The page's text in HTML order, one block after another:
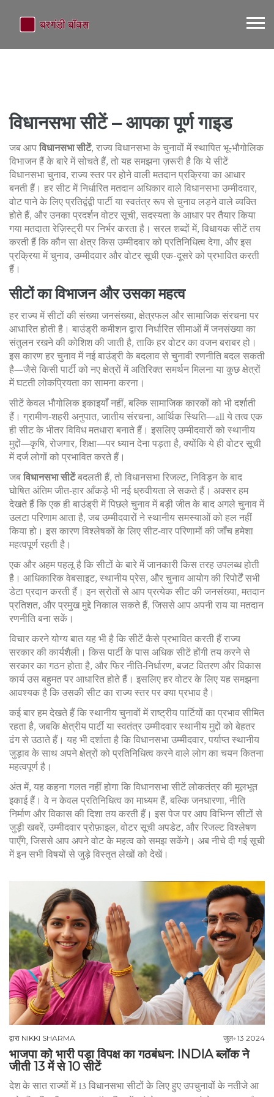
विधानसभा सीटें – आपका पूर्ण गाइड
जब आपविधानसभा सीटें, राज्य विधानसभा के चुनावों में स्थापित भू‑भौगोलिक
विभाजन हैंके बारे में सोचते हैं, तो यह समझना ज़रूरी है कि ये सीटें
विधानसभा चुनाव, राज्य स्तर पर होने वाली मतदान प्रक्रियाका आधार
बनती हैं। हर सीट में निर्धारित मतदान अधिकार वालेविधानसभा उम्मीदवार,
वोट पाने के लिए प्रतिद्वंद्वी पार्टी या स्वतंत्र रूप से चुनाव लड़ने वाले व्यक्ति
होते हैं, और उनका प्रदर्शनवोटर सूची, सदस्यता के आधार पर तैयार किया
गया मतदाता रेज़िस्ट्रीपर निर्भर करता है। सरल शब्दों में, विधायक सीटें तय
करती हैं कि कौन सा क्षेत्र किस उम्मीदवार को प्रतिनिधित्व देगा, और इस
प्रक्रिया में चुनाव, उम्मीदवार और वोटर सूची एक-दूसरे को प्रभावित करती
हैं।
सीटों का विभाजन और उसका महत्व
हर राज्य में सीटों की संख्या जनसंख्या, क्षेत्रफल और सामाजिक संरचना पर
आधारित होती है। बाउंड्री कमीशन द्वारा निर्धारित सीमाओं में जनसंख्या का
संतुलन रखने की कोशिश की जाती है, ताकि हर वोटर का वजन बराबर हो।
इस कारण हर चुनाव में नई बाउंड्री के बदलाव से चुनावी रणनीति बदल सकती
है—जैसे किसी पार्टी को नए क्षेत्रों में अतिरिक्त समर्थन मिलना या कुछ क्षेत्रों
में घटती लोकप्रियता का सामना करना।
सीटें केवल भौगोलिक इकाइयाँ नहीं, बल्कि सामाजिक कारकों को भी दर्शाती
हैं। ग्रामीण‑शहरी अनुपात, जातीय संरचना, आर्थिक स्थिति—all ये तत्व एक
ही सीट के भीतर विविध मतधारा बनाते हैं। इसलिए उम्मीदवारों को स्थानीय
मुद्दों—कृषि, रोजगार, शिक्षा—पर ध्यान देना पड़ता है, क्योंकि ये ही वोटर सूची
में दर्ज लोगों को प्रभावित करते हैं।
जबविधानसभा सीटेंबदलती हैं, तोविधानसभा रिजल्ट, निविड़न के बाद
घोषित अंतिम जीत‑हार आँकड़ेभी नई ध्रुवीयता ले सकते हैं। अक्सर हम
देखते हैं कि एक ही बाउंड्री में पिछले चुनाव में बड़ी जीत के बाद अगले चुनाव में
उलटा परिणाम आता है, जब उम्मीदवारों ने स्थानीय समस्याओं को हल नहीं
किया हो। इस कारण विश्लेषकों के लिए सीट‑वार परिणामों की जाँच हमेशा
महत्वपूर्ण रहती है।
एक और अहम पहलू है कि सीटों के बारे में जानकारी किस तरह उपलब्ध होती
है। आधिकारिक वेबसाइट, स्थानीय प्रेस, और चुनाव आयोग की रिपोर्टें सभी
डेटा प्रदान करती हैं। इन स्रोतों से आप प्रत्येक सीट की जनसंख्या, मतदान
प्रतिशत, और प्रमुख मुद्दे निकाल सकते हैं, जिससे आप अपनी राय या मतदान
रणनीति बना सकें।
विचार करने योग्य बात यह भी है कि सीटें कैसे प्रभावित करती हैं राज्य
सरकार की कार्यशैली। किस पार्टी के पास अधिक सीटें होंगी तय करने से
सरकार का गठन होता है, और फिर नीति‑निर्धारण, बजट वितरण और विकास
कार्य उस बहुमत पर आधारित होते हैं। इसलिए हर वोटर के लिए यह समझना
आवश्यक है कि उसकी सीट का राज्य स्तर पर क्या प्रभाव है।
कई बार हम देखते हैं कि स्थानीय चुनावों में राष्ट्रीय पार्टियों का प्रभाव सीमित
रहता है, जबकि क्षेत्रीय पार्टी या स्वतंत्र उम्मीदवार स्थानीय मुद्दों को बेहतर
ढंग से उठाते हैं। यह भी दर्शाता है किविधानसभा उम्मीदवार, पर्याप्त स्थानीय
जुड़ाव के साथ अपने क्षेत्रों को प्रतिनिधित्व करने वाले लोगका चयन कितना
महत्वपूर्ण है।
अंत में, यह कहना गलत नहीं होगा कि विधानसभा सीटें लोकतंत्र की मूलभूत
इकाई हैं। वे न केवल प्रतिनिधित्व का माध्यम हैं, बल्कि जनधारणा, नीति
निर्माण और विकास की दिशा तय करती हैं। इस पेज पर आप विभिन्न सीटों से
जुड़ी खबरें, उम्मीदवार प्रोफ़ाइल, वोटर सूची अपडेट, और रिजल्ट विश्लेषण
पाएँगे, जिससे आप अपने वोट के महत्व को समझ सकेंगे। अब नीचे दी गई सूची
में इन सभी विषयों से जुड़े विस्तृत लेखों को देखें।
द्वारा NIKKI SHARMA जुल॰ 13 2024
भाजपा को भारी पड़ा विपक्ष का गठबंधन: INDIA ब्लॉक ने
जीती 13 में से 10 सीटें
देश के सात राज्यों में 13 विधानसभा सीटों के लिए हुए उपचुनावों के नतीजे आ